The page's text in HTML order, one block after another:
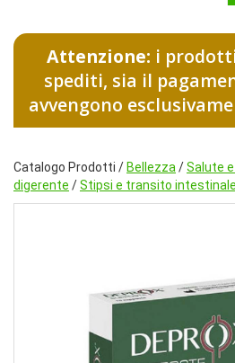
Attenzione: i
spediti, sia il
avvengono
Catalogo Prodotti / Bellezza /Salute
digerente /Stipsi e transito intestinale